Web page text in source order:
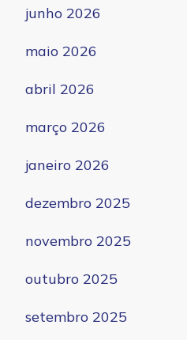
junho 2026
maio 2026
abril 2026
março 2026
janeiro 2026
dezembro 2025
novembro 2025
outubro 2025
setembro 2025